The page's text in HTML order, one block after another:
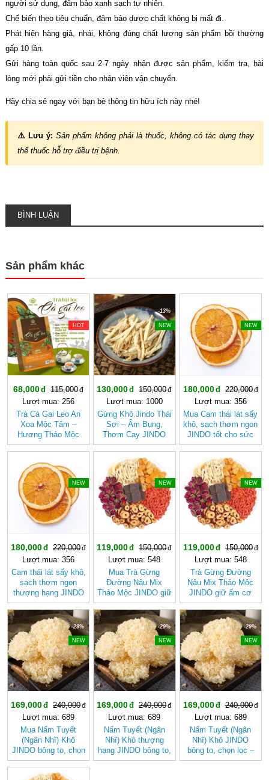
người sử dụng, đảm bảo xanh sạch tự nhiên.
Chế biến theo tiêu chuẩn, đảm bảo dược chất không bị mất đi.
Phát hiện hàng giả, nhái, không đúng chất lượng sản phẩm bồi thường
gấp 10 lần.
Gửi hàng toàn quốc sau 2-7 ngày nhận được sản phẩm, kiểm tra, hài
lòng mới phải gửi tiền cho nhân viên vận chuyển.
Hãy chia sẻ ngay với bạn bè thông tin hữu ích này nhé!
⚠️ Lưu ý: Sản phẩm không phải là thuốc, không có tác dụng thay
thế thuốc hỗ trợ điều trị bệnh.
BÌNH LUẬN
Sản phẩm khác
-40%
HOT
68,000
115,000
Lượt mua: 256
Trà Cà Gai Leo An
Xoa Mộc Tâm –
Hương Thảo Mộc
Cho Ngày Thư Thái
-13%
NEW
130,000
150,000
Lượt mua: 1000
Gừng Khô Jindo Thái
Sợi – Ấm Bụng,
Thơm Cay JINDO
-18%
NEW
180,000
220,000
Lượt mua: 356
Mua Cam thái lát sấy
khô, sạch thơm ngon
JINDO tốt cho sức
khỏe
NEW
180,000
220,000
Lượt mua: 356
Cam thái lát sấy khô,
sạch thơm ngon
thượng hạng JINDO
tốt cho sức khỏe
-20%
NEW
119,000
150,000
Lượt mua: 548
Mua Trà Gừng
Đường Nâu Mix
Thảo Mộc JINDO giữ
ấm cơ thể, tốt cho
sức khỏe
-20%
NEW
119,000
150,000
Lượt mua: 548
Trà Gừng Đường
Nâu Mix Thảo Mộc
JINDO giữ ấm cơ
thể
-29%
NEW
169,000
240,000
Lượt mua: 689
Mua Nấm Tuyết
(Ngân Nhĩ) Khô
JINDO bông to, chọn
lọc tốt cho sức khỏe
-29%
NEW
169,000
240,000
Lượt mua: 689
Nấm Tuyết (Ngân
Nhĩ) Khô thượng
hạng JINDO bông to,
chọn lọc
-29%
NEW
169,000
240,000
Lượt mua: 689
Nấm Tuyết (Ngân
Nhĩ) Khô JINDO
bông to, chọn lọc –
Dưỡng Nhan, Thanh